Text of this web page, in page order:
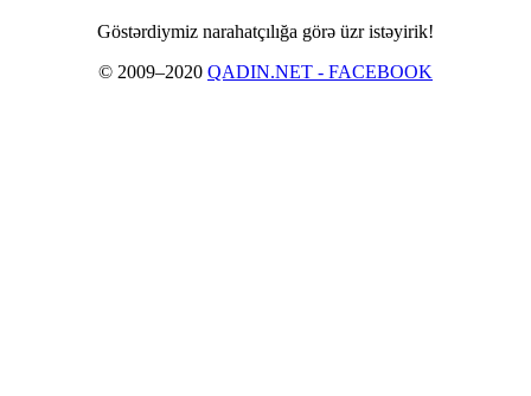
Göstərdiymiz narahatçılığa görə üzr istəyirik!
© 2009–2020 QADIN.NET - FACEBOOK